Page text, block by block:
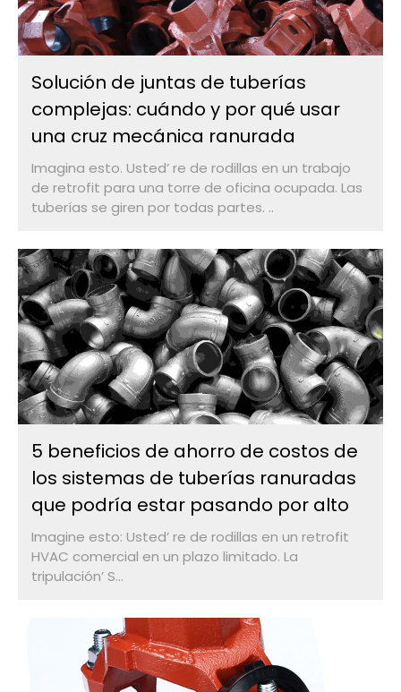
Solución de juntas de tuberías
complejas: cuándo y por qué usar
una cruz mecánica ranurada
Imagina esto. Usted’ re de rodillas en un trabajo
de retrofit para una torre de oficina ocupada. Las
tuberías se giren por todas partes. ..
5 beneficios de ahorro de costos de
los sistemas de tuberías ranuradas
que podría estar pasando por alto
Imagine esto: Usted’ re de rodillas en un retrofit
HVAC comercial en un plazo limitado. La
tripulación’ S...